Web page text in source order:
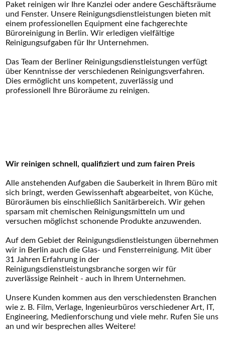
Paket reinigen wir Ihre Kanzlei oder andere Geschäftsräume
und Fenster. Unsere Reinigungsdienstleistungen bieten mit
einem professionellen Equipment eine fachgerechte
Büroreinigung in Berlin. Wir erledigen vielfältige
Reinigungsufgaben für Ihr Unternehmen.
Das Team der Berliner Reinigungsdienstleistungen verfügt
über Kenntnisse der verschiedenen Reinigungsverfahren.
Dies ermöglicht uns kompetent, zuverlässig und
professionell Ihre Büroräume zu reinigen.
Wir reinigen schnell, qualifiziert und zum fairen Preis
Alle anstehenden Aufgaben die Sauberkeit in Ihrem Büro mit
sich bringt, werden Gewissenhaft abgearbeitet, von Küche,
Büroräumen bis einschließlich Sanitärbereich. Wir gehen
sparsam mit chemischen Reinigungsmitteln um und
versuchen möglichst schonende Produkte anzuwenden.
Auf dem Gebiet der Reinigungsdienstleistungen übernehmen
wir in Berlin auch die Glas- und Fensterreinigung. Mit über
31 Jahren Erfahrung in der
Reinigungsdienstleistungsbranche sorgen wir für
zuverlässige Reinheit - auch in Ihrem Unternehmen.
Unsere Kunden kommen aus den verschiedensten Branchen
wie z. B. Film, Verlage, Ingenieurbüros verschiedener Art, IT,
Engineering, Medienforschung und viele mehr. Rufen Sie uns
an und wir besprechen alles Weitere!